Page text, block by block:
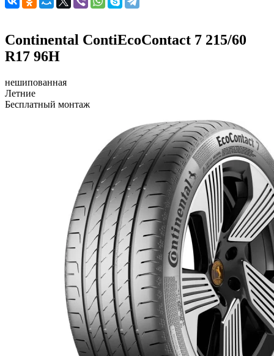
Continental ContiEcoContact 7 215/60
R17 96H
нешипованная
Летние
Бесплатный монтаж